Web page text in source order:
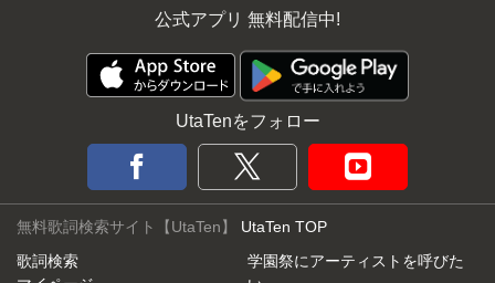
公式アプリ 無料配信中!
UtaTenをフォロー
無料歌詞検索サイト【UtaTen】 UtaTen TOP
歌詞検索
学園祭にアーティストを呼びた